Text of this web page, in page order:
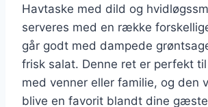
Havtaske med dild og
serveres med en række
går godt med dampede
frisk salat. Denne ret er perfekt
med venner eller familie, og den
blive en favorit blandt dine